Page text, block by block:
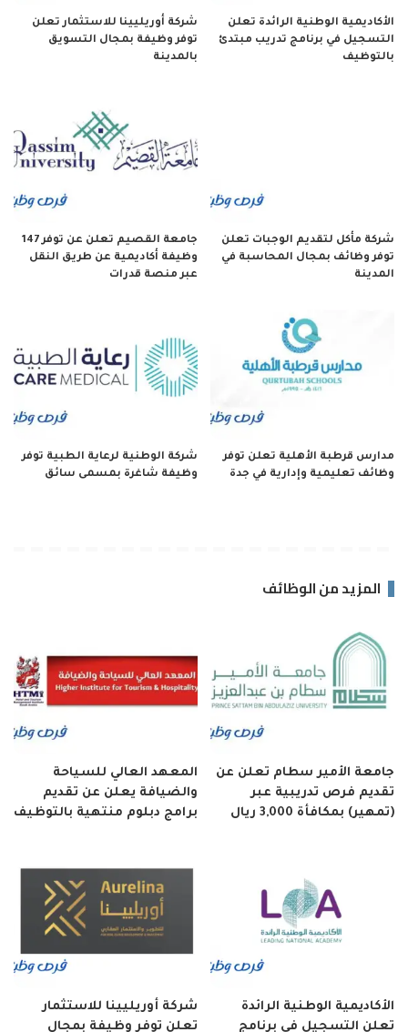
الأكاديمية الوطنية الرائدة تعلن
التسجيل في برنامج تدريب مبتدئ
بالتوظيف
شركة أوريليينا للاستثمار تعلن
توفر وظيفة بمجال التسويق
بالمدينة
شركة مأكل لتقديم الوجبات تعلن
توفر وظائف بمجال المحاسبة في
المدينة
جامعة القصيم تعلن عن توفر 147
وظيفة أكاديمية عن طريق النقل
عبر منصة قدرات
مدارس قرطبة الأهلية تعلن توفر
وظائف تعليمية وإدارية في جدة
شركة الوطنية لرعاية الطبية توفر
وظيفة شاغرة بمسمى سائق
المزيد من الوظائف
جامعة الأمير سطام تعلن عن
تقديم فرص تدريبية عبر
(تمهير) بمكافأة 3,000 ريال
المعهد العالي للسياحة
والضيافة يعلن عن تقديم
برامج دبلوم منتهية بالتوظيف
الأكاديمية الوطنية الرائدة
تعلن التسجيل في برنامج
شركة أوريليينا للاستثمار
تعلن توفر وظيفة بمجال